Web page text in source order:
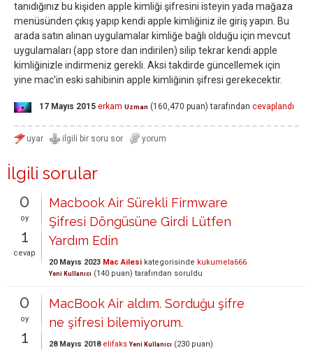
tanıdığınız bu kişiden apple kimliği şifresini isteyin yada mağaza
menüsünden çıkış yapıp kendi apple kimliğiniz ile giriş yapın. Bu
arada satın alınan uygulamalar kimliğe bağlı olduğu için mevcut
uygulamaları (app store dan indirilen) silip tekrar kendi apple
kimliğinizle indirmeniz gerekli. Aksi takdirde güncellemek için
yine mac'in eski sahibinin apple kimliğinin şifresi gerekecektir.
17 Mayıs 2015 erkam Uzman (160,470 puan) tarafından cevaplandı
İlgili sorular
0
oy
1
cevap
Macbook Air Sürekli Firmware
Şifresi Döngüsüne Girdi Lütfen
Yardım Edin
20 Mayıs 2023 Mac Ailesi kategorisinde kukumela666
Yeni Kullanıcı (140 puan) tarafından soruldu
0
oy
1
MacBook Air aldım. Sorduğu şifre
ne şifresi bilemiyorum.
28 Mayıs 2018 elifaks Yeni Kullanıcı (230 puan)